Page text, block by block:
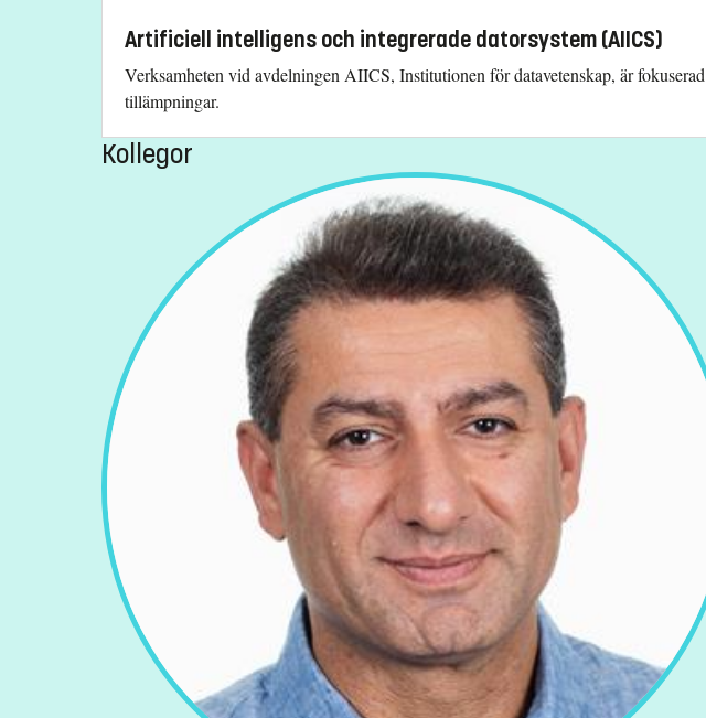
Artificiell intelligens och integrerade datorsystem (AIICS)
Verksamheten vid avdelningen AIICS, Institutionen för datavetenskap, är
tillämpningar.
Kollegor